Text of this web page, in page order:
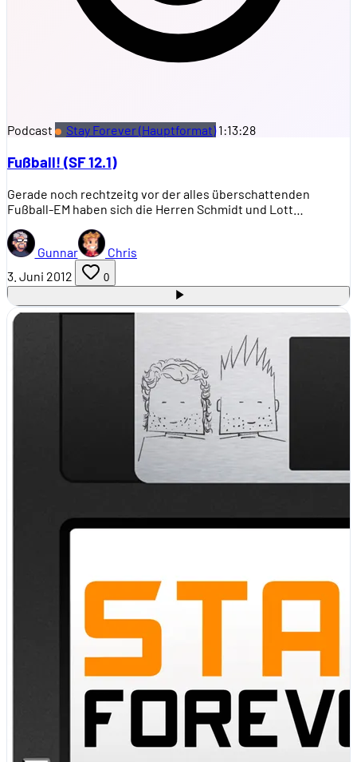
Podcast Stay Forever (Hauptformat) 1:13:28
Fußball! (SF 12.1)
Gerade noch rechtzeitg vor der alles überschattenden
Fußball-EM haben sich die Herren Schmidt und Lott…
Gunnar
Chris
3. Juni 2012
0